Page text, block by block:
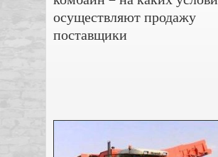
осуществляют продажу
поставщики